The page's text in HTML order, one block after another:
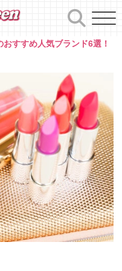
おすすめ人気ブランド6選！